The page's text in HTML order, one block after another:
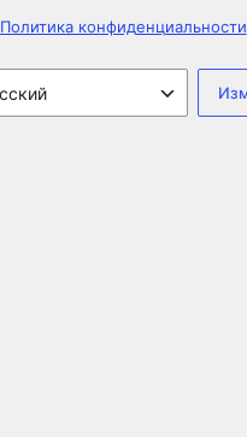
Политика конфиденциальности